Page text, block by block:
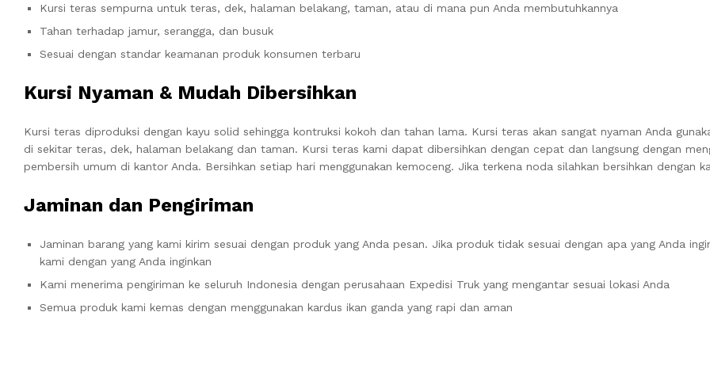
Kursi teras sempurna untuk teras, dek, halaman belakang, taman, atau di mana pun Anda membutuhkannya
Tahan terhadap jamur, serangga, dan busuk
Sesuai dengan standar keamanan produk konsumen terbaru
Kursi Nyaman & Mudah Dibersihkan
Kursi teras diproduksi dengan kayu solid sehingga kontruksi kokoh dan tahan lama. Kursi teras akan sangat nyaman Anda
di sekitar teras, dek, halaman belakang dan taman. Kursi teras kami dapat dibersihkan dengan cepat dan langsung dengan
pembersih umum di kantor Anda. Bersihkan setiap hari menggunakan kemoceng. Jika terkena noda silahkan bersihkan dengan
Jaminan dan Pengiriman
Jaminan barang yang kami kirim sesuai dengan produk yang Anda pesan. Jika produk tidak sesuai dengan apa yang Anda
kami dengan yang Anda inginkan
Kami menerima pengiriman ke seluruh Indonesia dengan perusahaan Expedisi Truk yang mengantar sesuai lokasi Anda
Semua produk kami kemas dengan menggunakan kardus ikan ganda yang rapi dan aman